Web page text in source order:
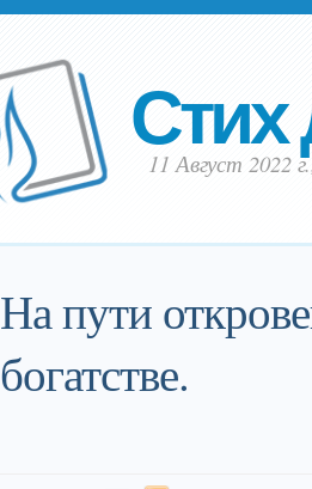
Стих
11 Август 2022
На пути
богатстве.